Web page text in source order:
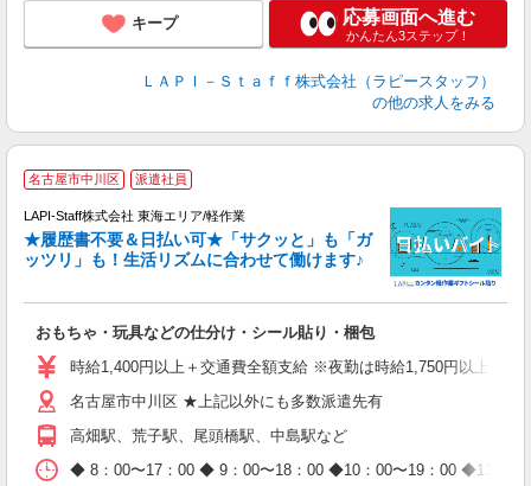
キープ 応募画面へ進む
かんたん3ステップ！
ＬＡＰＩ－Ｓｔａｆｆ株式会社（ラピースタッフ）
の他の求人をみる
名古屋市中川区 派遣社員
LAPI-Staff株式会社 東海エリア/軽作業
★履歴書不要＆日払い可★「サクッと」も「ガ
ッツリ」も！生活リズムに合わせて働けます♪
おもちゃ・玩具などの仕分け・シール貼り・梱包
時給1,400円以上＋交通費全額支給 ※夜勤は時給1,750円以上（
名古屋市中川区 ★上記以外にも多数派遣先有
高畑駅、荒子駅、尾頭橋駅、中島駅など
◆ 8：00〜17：00 ◆ 9：00〜18：00 ◆10：00〜19：00 ◆11：00